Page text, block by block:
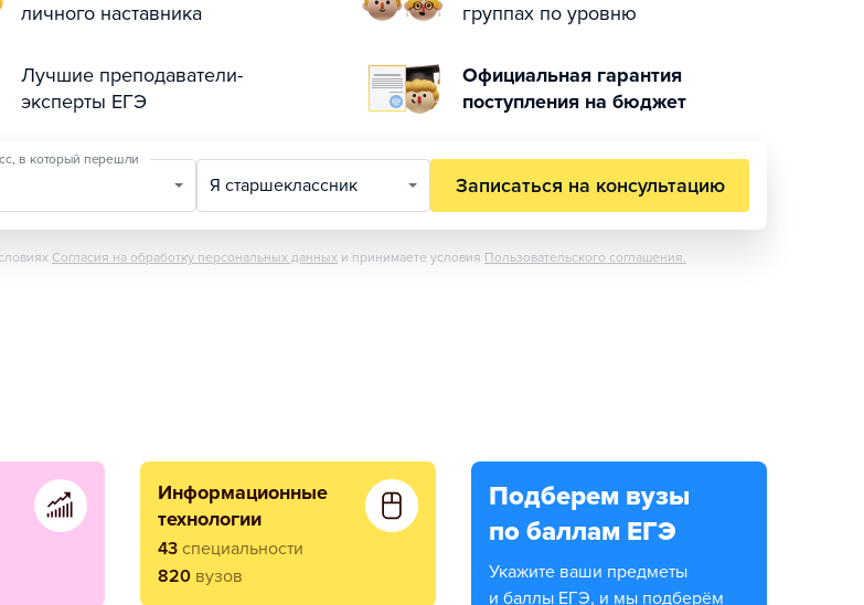
личного наставника
группах по уровню
Лучшие преподаватели-
эксперты ЕГЭ
Официальная гарантия
поступления на бюджет
в который перешли
Я старшеклассник Записаться на консультацию
Согласия на обработку персональных данных и принимаете условия Пользовательского соглашения.
информационные
технологии
43 специальности
820 вузов
Подберем вузы
по баллам ЕГЭ
Укажите ваши предметы
и баллы ЕГЭ, и мы подберём